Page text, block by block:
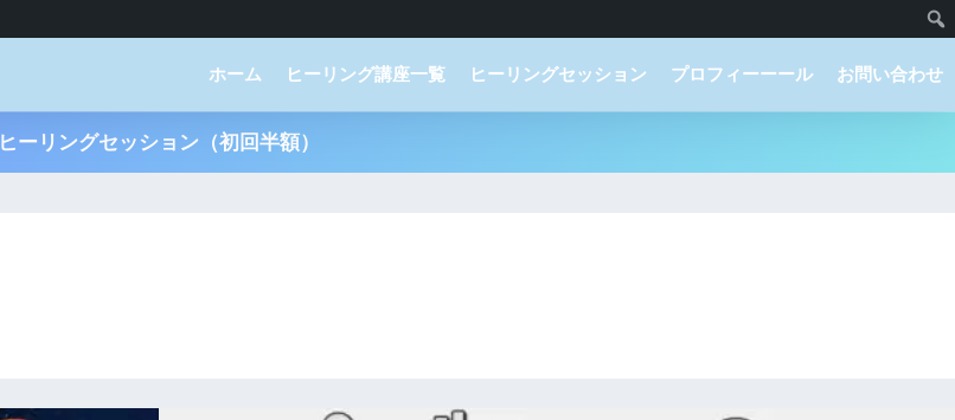
ホーム ヒーリング講座一覧 ヒーリングセッション プロフィーーール お問い合わせ
ヒーリングセッション（初回半額）